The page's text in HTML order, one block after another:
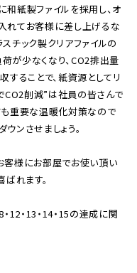
和紙製ファイルを採用し、オ
れてお客様に差し上げるな
チック製クリアファイルの
が少なくなり、CO2排出量
することで、紙資源としてリ
CO2削減”は社員の皆さんで
も重要な温暖化対策なので
ンさせましょう。
客様にお部屋でお使い頂い
ばれます。
12・13・14・15の達成に関